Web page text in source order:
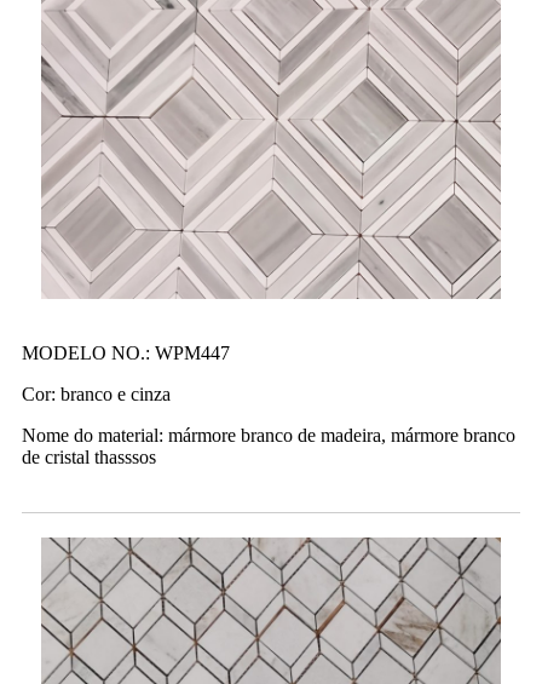
MODELO NO.: WPM447
Cor: branco e cinza
Nome do material: mármore branco de madeira, mármore branco
de cristal thasssos